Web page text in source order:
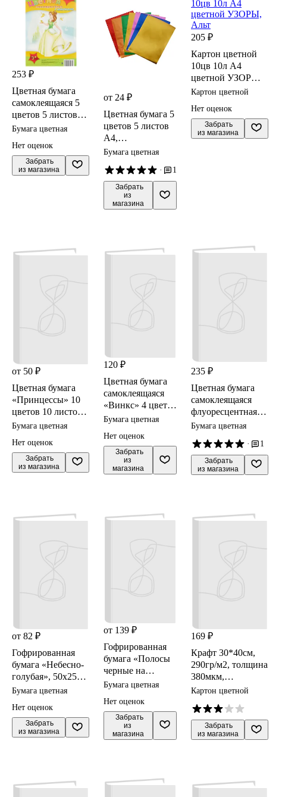
253 ₽
Цветная бумага
самоклеящаяся 5
цветов 5 листов
А4, с блёстками,
ассортименте
Бумага цветная
Нет оценок
Забрать
из магазина
от 24 ₽
Цветная бумага 5
цветов 5 листов
А4,
металлизированн
Феникс+
Бумага цветная
·
1
Забрать
из
магазина
205 ₽
Картон цветной
10цв 10л А4
цветной УЗОРЫ,
Альт
Картон цветной
Нет оценок
Забрать
из магазина
от 50 ₽
Цветная бумага
«Принцессы» 10
цветов 10 листов,
металлизированна
флюоресцентная,
Academy Style, в
ассортименте
Бумага цветная
Нет оценок
Забрать
из магазина
120 ₽
Цветная бумага
самоклеящаяся
«Винкс» 4 цвета
8 листов,
Премьера
Паблишинг
Бумага цветная
Нет оценок
Забрать
из
магазина
235 ₽
Цветная бумага
самоклеящаяся
флуоресцентная
10 цветов 10
АппликА, в
ассортименте
Бумага цветная
·
1
Забрать
из магазина
от 82 ₽
Гофрированная
бумага «Небесно-
голубая», 50х250
см, 32г/м2,
Бумага цветная
Нет оценок
Забрать
из магазина
от 139 ₽
Гофрированная
бумага «Полосы
черные на
желтом», 50х250
Бумага цветная
Нет оценок
Забрать
из
магазина
169 ₽
Крафт 30*40см,
290гр/м2, толщина
380мкм,
DECORITON
Картон цветной
Забрать
из магазина